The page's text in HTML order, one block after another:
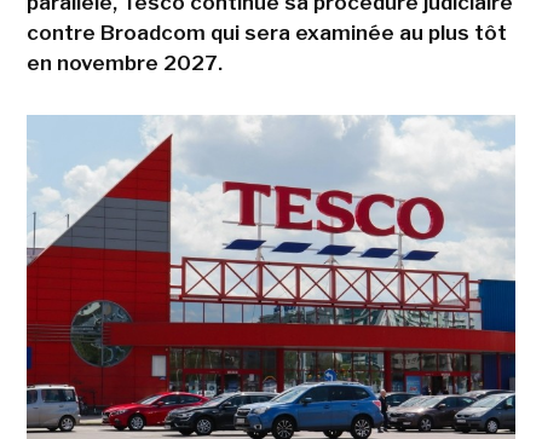
contre Broadcom qui sera examinée au plus tôt
en novembre 2027.